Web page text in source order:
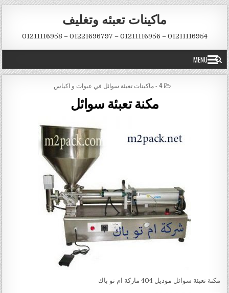
Skip to content
ماكينات تعبئه وتغليف
01211116954 – 01211116956 – 01221696797 – 01211116958
MENU
POSTED IN
4 - ماكينات تعبئة سوائل في عبوات و اكياس
مكنة تعبئة سوائل
مكنة تعبئة سوائل موديل 404 ماركة ام تو باك